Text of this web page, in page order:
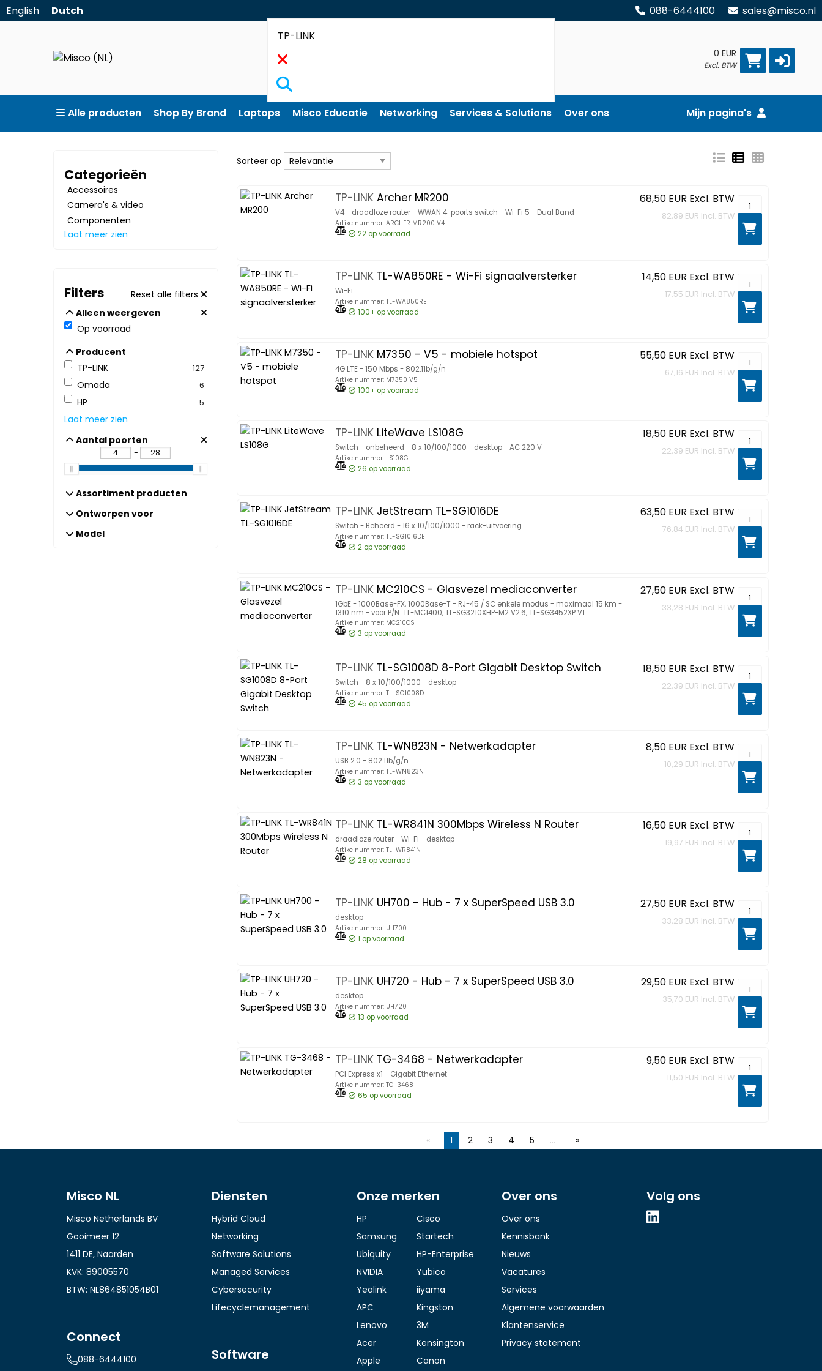
088-6444100 sales@misco.nl
English Dutch
0 EUR
Excl. BTW
Zoekopdracht
Alle producten Shop By Brand Laptops Misco Educatie Networking Services & Solutions Over ons Mijn pagina's
Categorieën
Accessoires
Camera's & video
Componenten
Laat meer zien
Filters Reset alle filters
Alleen weergeven
Op voorraad
Producent
TP-LINK
127
Omada 6
HP 5
Laat meer zien
Aantal poorten
-
Assortiment producten
Assortiment producten
Ontworpen voor
Model
Sorteer op
Sorteer op
TP-LINK Archer MR200
V4 - draadloze router - WWAN 4-poorts switch - Wi-Fi 5 - Dual Band
Artikelnummer: ARCHER MR200 V4
22 op voorraad
68,50 EUR Excl. BTW
82,89 EUR Incl. BTW
Archer MR200 -
TP-LINK TL-WA850RE - Wi-Fi signaalversterker
Wi-Fi
Artikelnummer: TL-WA850RE
100+ op voorraad
14,50 EUR Excl. BTW
17,55 EUR Incl. BTW
TL-WA850RE -
TP-LINK M7350 - V5 - mobiele hotspot
4G LTE - 150 Mbps - 802.11b/g/n
Artikelnummer: M7350 V5
100+ op voorraad
55,50 EUR Excl. BTW
67,16 EUR Incl. BTW
M7350 - V5 -
TP-LINK LiteWave LS108G
Switch - onbeheerd - 8 x 10/100/1000 - desktop - AC 220 V
Artikelnummer: LS108G
26 op voorraad
18,50 EUR Excl. BTW
22,39 EUR Incl. BTW
LiteWave
TP-LINK JetStream TL-SG1016DE
Switch - Beheerd - 16 x 10/100/1000 - rack-uitvoering
Artikelnummer: TL-SG1016DE
2 op voorraad
63,50 EUR Excl. BTW
76,84 EUR Incl. BTW
JetStream TL-
TP-LINK MC210CS - Glasvezel mediaconverter
1GbE - 1000Base-FX, 1000Base-T - RJ-45 / SC enkele modus - maximaal 15 km -
1310 nm - voor P/N: TL-MC1400, TL-SG3210XHP-M2 V2.6, TL-SG3452XP V1
Artikelnummer: MC210CS
3 op voorraad
27,50 EUR Excl. BTW
33,28 EUR Incl. BTW
MC210CS -
TP-LINK TL-SG1008D 8-Port Gigabit Desktop Switch
Switch - 8 x 10/100/1000 - desktop
Artikelnummer: TL-SG1008D
45 op voorraad
18,50 EUR Excl. BTW
22,39 EUR Incl. BTW
TL-SG1008D 8-
TP-LINK TL-WN823N - Netwerkadapter
USB 2.0 - 802.11b/g/n
Artikelnummer: TL-WN823N
3 op voorraad
8,50 EUR Excl. BTW
10,29 EUR Incl. BTW
TL-WN823N -
TP-LINK TL-WR841N 300Mbps Wireless N Router
draadloze router - Wi-Fi - desktop
Artikelnummer: TL-WR841N
28 op voorraad
16,50 EUR Excl. BTW
19,97 EUR Incl. BTW
TL-WR841N
TP-LINK UH700 - Hub - 7 x SuperSpeed USB 3.0
desktop
Artikelnummer: UH700
1 op voorraad
27,50 EUR Excl. BTW
33,28 EUR Incl. BTW
UH700 - Hub - 7 x
TP-LINK UH720 - Hub - 7 x SuperSpeed USB 3.0
desktop
Artikelnummer: UH720
13 op voorraad
29,50 EUR Excl. BTW
35,70 EUR Incl. BTW
UH720 - Hub - 7
TP-LINK TG-3468 - Netwerkadapter
PCI Express x1 - Gigabit Ethernet
Artikelnummer: TG-3468
65 op voorraad
9,50 EUR Excl. BTW
11,50 EUR Incl. BTW
TG-3468 -
1 2 3 4 5 …
Misco NL
Misco Netherlands BV
Gooimeer 12
1411 DE, Naarden
KVK: 89005570
BTW: NL864851054B01
Connect
088-6444100
Diensten
Hybrid Cloud
Networking
Software Solutions
Managed Services
Cybersecurity
Lifecyclemanagement
Software
Onze merken
HP
Cisco
Samsung
Startech
Ubiquity
HP-Enterprise
NVIDIA
Yubico
Yealink
iiyama
APC
Kingston
Lenovo
3M
Acer
Kensington
Apple
Canon
Over ons
Over ons
Kennisbank
Nieuws
Vacatures
Services
Algemene voorwaarden
Klantenservice
Privacy statement
Volg ons